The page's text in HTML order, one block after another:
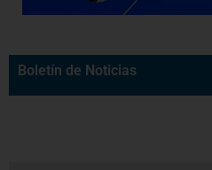
Boletín de Noticias